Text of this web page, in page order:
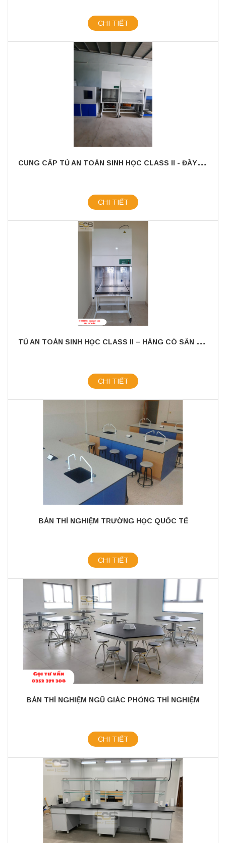
CHI TIẾT
C
UNG CẤP TỦ AN TOÀN SINH HỌC CLASS II - ĐẦY ĐỦ GIẤY TỜ HIỆU CHUẨN
CHI TIẾT
T
Ủ AN TOÀN SINH HỌC CLASS II – HÀNG CÓ SẴN SỐ LƯỢNG, GIAO NGAY TRÊN TOÀN QUỐC
CHI TIẾT
BÀN THÍ NGHIỆM TRƯỜNG HỌC QUỐC TẾ
CHI TIẾT
BÀN THÍ NGHIỆM NGŨ GIÁC PHÒNG THÍ NGHIỆM
CHI TIẾT